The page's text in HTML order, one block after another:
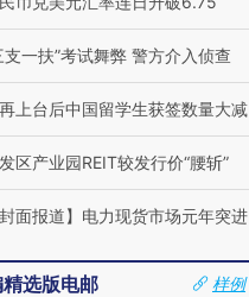
支一扶”考试舞弊 警方介入侦查
上台后中国留学生获签数量大减
区产业园REIT较发行价“腰斩”
封面报道】电力现货市场元年突进
选版电邮
样例